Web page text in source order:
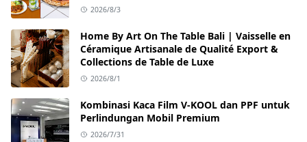
2026/8/3
Home By Art On The Table Bali | Vaisselle en
Céramique Artisanale de Qualité Export &
Collections de Table de Luxe
2026/8/1
Kombinasi Kaca Film V-KOOL dan PPF untuk
Perlindungan Mobil Premium
2026/7/31